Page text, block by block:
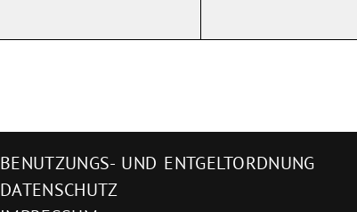
BENUTZUNGS- UND ENTGELTORDNUNG
DATENSCHUTZ